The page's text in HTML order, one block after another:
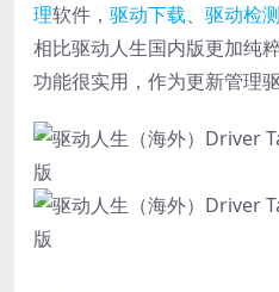
理软件， 驱动下载、 驱动检测
相比驱动人生国内版更加纯
功能很实用，作为更新管理